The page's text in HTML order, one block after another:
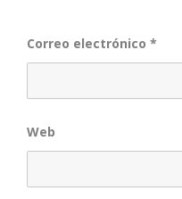
Correo electrónico *
Web